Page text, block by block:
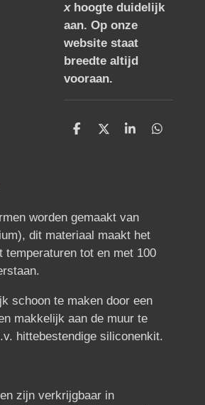
x hoogte duidelijk
aan. Op onze
website staat
breedte altijd
vooraan.
D
D
S
D
worden gemaakt van
dit materiaal maakt het
temperaturen tot en met 100
schoon te maken door een
makkelijk aan de muur te
hittebestendige siliconenkit.
zijn verkrijgbaar in